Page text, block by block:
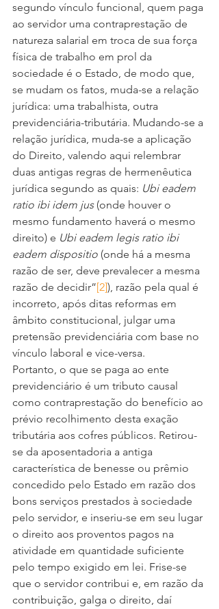
segundo vínculo funcional, quem paga
ao servidor uma contraprestação de
natureza salarial em troca de sua força
física de trabalho em prol da
sociedade é o Estado, de modo que,
se mudam os fatos, muda-se a relação
jurídica: uma trabalhista, outra
previdenciária-tributária. Mudando-se a
relação jurídica, muda-se a aplicação
do Direito, valendo aqui relembrar
duas antigas regras de hermenêutica
jurídica segundo as quais: Ubi eadem
ratio ibi idem jus (onde houver o
mesmo fundamento haverá o mesmo
direito) e Ubi eadem legis ratio ibi
eadem dispositio (onde há a mesma
razão de ser, deve prevalecer a mesma
razão de decidir”[2]), razão pela qual é
incorreto, após ditas reformas em
âmbito constitucional, julgar uma
pretensão previdenciária com base no
vínculo laboral e vice-versa.
Portanto, o que se paga ao ente
previdenciário é um tributo causal
como contraprestação do benefício ao
prévio recolhimento desta exação
tributária aos cofres públicos. Retirou-
se da aposentadoria a antiga
característica de benesse ou prêmio
concedido pelo Estado em razão dos
bons serviços prestados à sociedade
pelo servidor, e inseriu-se em seu lugar
o direito aos proventos pagos na
atividade em quantidade suficiente
pelo tempo exigido em lei. Frise-se
que o servidor contribui e, em razão da
contribuição, galga o direito, daí